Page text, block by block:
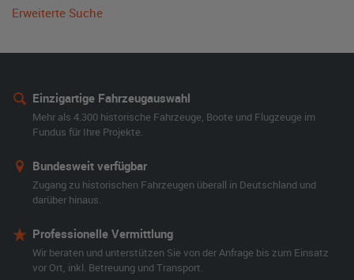
Erweiterte Suche
Einzigartige Fahrzeugauswahl
Mehr als 4.300 historische Fahrzeuge, Boote und Flugzeuge im
Fundus für Ihre Projekte.
Bundesweit verfügbar
Zugang zu historischen Fahrzeugen überall in Deutschland und
darüber hinaus.
Professionelle Vermittlung
Wir beraten und unterstützen Sie von der Anfrage bis zum Einsatz
vor Ort, inkl. Betreuung und Transport.